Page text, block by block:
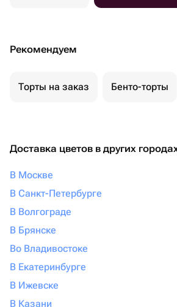
Рекомендуем
Торты на заказ Бенто-торты
Доставка цветов в других
В Москве
В Санкт-Петербурге
В Волгограде
В Брянске
Во Владивостоке
В Екатеринбурге
В Ижевске
В Казани